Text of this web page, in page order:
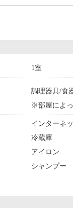
1室
調理器具/食
※部屋によ
インターネ
冷蔵庫
アイロン
シャンプー